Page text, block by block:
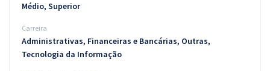
Médio, Superior
Carreira
Administrativas, Financeiras e Bancárias, Outras,
Tecnologia da Informação